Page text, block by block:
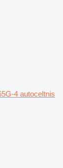
4 autoceltnis